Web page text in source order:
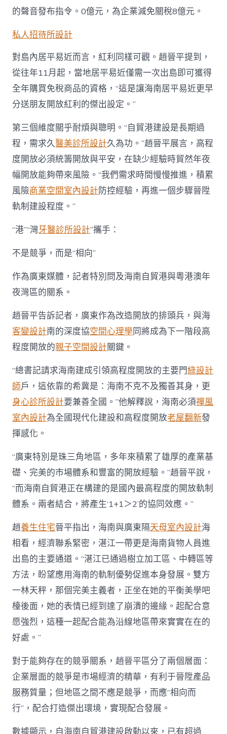
的聲音發布指令。0億元，為企業減免關稅8億元。
私人招待所設計
對島內居平易近而言，紅利同樣可觀。趙晉平提到，
從往年11月起，當地居平易近僅需一次出島即可獲得
全年購買免稅商品的資格，“這是讓海南居平易近更早
分送朋友開放紅利的傑出設定。”
第三個維度關乎耐煩與聰明。“自貿港建設是長期過
程，需求久醫美診所設計久為功。”趙晉平展言，高程
度開放必須統籌開放與平安，在缺少經驗時貿然年夜
幅開放能夠帶來風險。“我們需求時間慢慢推進，積累
風險商業空間室內設計防控經驗，再進一個步驟晉陞
軌制建設程度。”
“港”“灣牙醫診所設計”攜手：
不是競爭，而是“相向”
作為廣東媒體，記者特別問及海南自貿港與粵港澳年
夜灣區的關系。
趙晉平告訴記者，廣東作為改造開放的排頭兵，與海
客變設計南的深度協空間心理學同將成為下一階段高
程度開放的親子空間設計關鍵。
“總書記請求海南建成引領高程度開放的主要門綠設計
師戶，這依靠的希冀是：海南不克不及獨善其身，更
身心診所設計要兼善全國。”他解釋說，海南必須禪風
室內設計為全國現代化建設和高程度開放老屋翻新發
揮感化。
“廣東特別是珠三角地區，多年來積累了雄厚的產業基
礎、完美的市場體系和豐富的開放經驗。”趙晉平說，
“而海南自貿港正在構建的是國內最高程度的開放軌制
體系。兩者結合，將產生‘1+1＞2’的協同效應。”
趙養生住宅晉平指出，海南與廣東隔天母室內設計海
相看，經濟聯系緊密，湛江一帶更是海南貨物人員進
出島的主要通道。“湛江已通過樹立加工區、中轉區等
方法，盼望應用海南的軌制優勢促進本身發展。雙方
一林天秤，那個完美主義者，正坐在她的平衡美學吧
檯後面，她的表情已經到達了崩潰的邊緣。起配合意
愿強烈，這種一起配合能為沿線地區帶來實實在在的
好處。”
對于能夠存在的競爭關系，趙晉平區分了兩個層面：
企業層面的競爭是市場經濟的精華，有利于晉陞產品
服務質量；但地區之間不應是競爭，而應“相向而
行”，配合打造傑出環境，實現配合發展。